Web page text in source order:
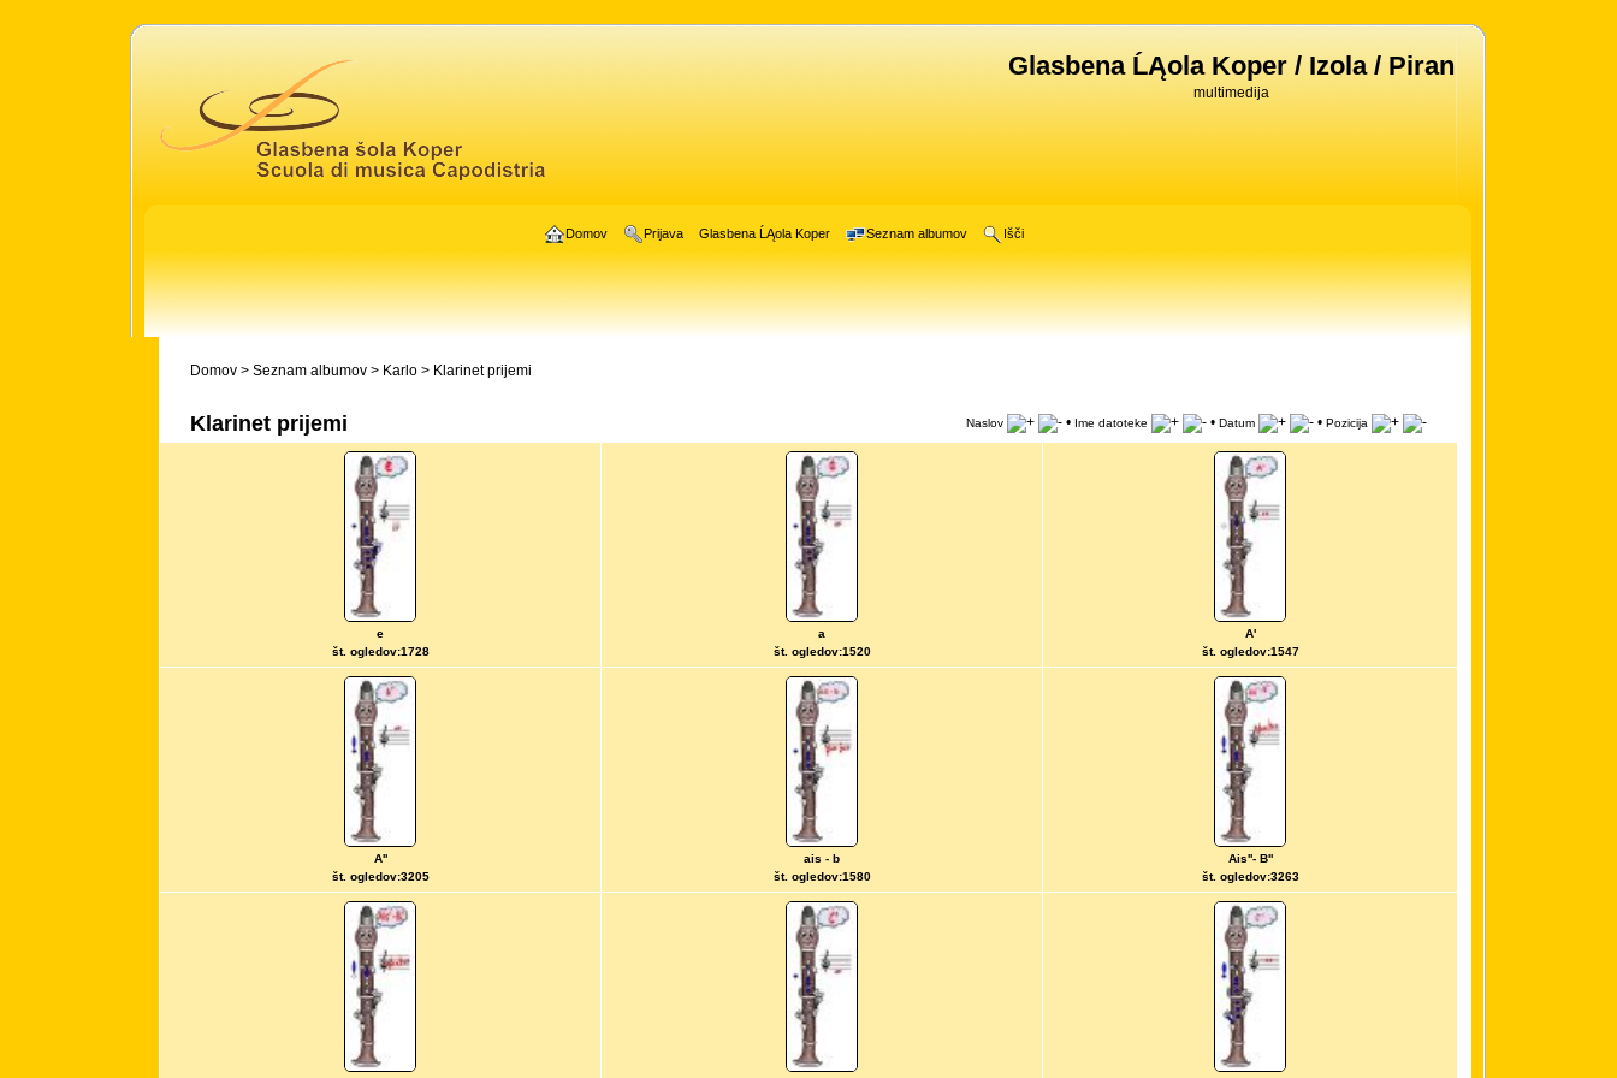
Glasbena ĹĄola Koper / Izola / Piran
multimedija
Domov Prijava Glasbena ĹĄola Koper Seznam albumov Išči
Domov > Seznam albumov > Karlo > Klarinet prijemi
Klarinet prijemi Naslov • Ime datoteke • Datum • Pozicija
e
št. ogledov:1728
a
št. ogledov:1520
A'
št. ogledov:1547
A''
št. ogledov:3205
ais - b
št. ogledov:1580
Ais''- B''
št. ogledov:3263